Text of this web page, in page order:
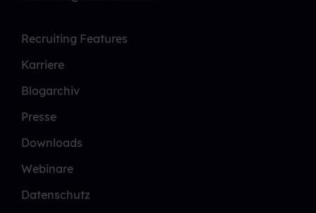
Recruiting Features
Karriere
Blogarchiv
Presse
Downloads
Webinare
Datenschutz